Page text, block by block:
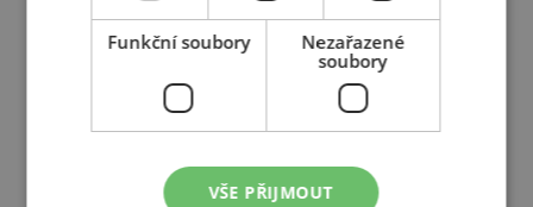
Funkční soubory
Nezařazené
soubory
VŠE PŘIJMOUT